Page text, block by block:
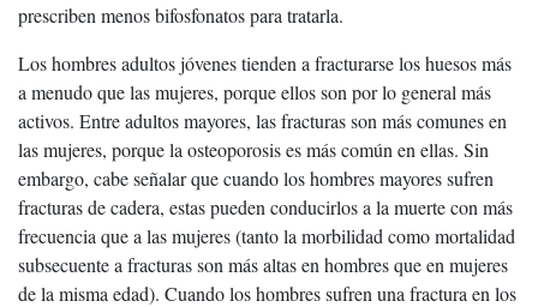
prescriben menos bifosfonatos para tratarla.
Los hombres adultos jóvenes tienden a fracturarse los huesos más
a menudo que las mujeres, porque ellos son por lo general más
activos. Entre adultos mayores, las fracturas son más comunes en
las mujeres, porque la osteoporosis es más común en ellas. Sin
embargo, cabe señalar que cuando los hombres mayores sufren
fracturas de cadera, estas pueden conducirlos a la muerte con más
frecuencia que a las mujeres (tanto la morbilidad como mortalidad
subsecuente a fracturas son más altas en hombres que en mujeres
de la misma edad). Cuando los hombres sufren una fractura en los